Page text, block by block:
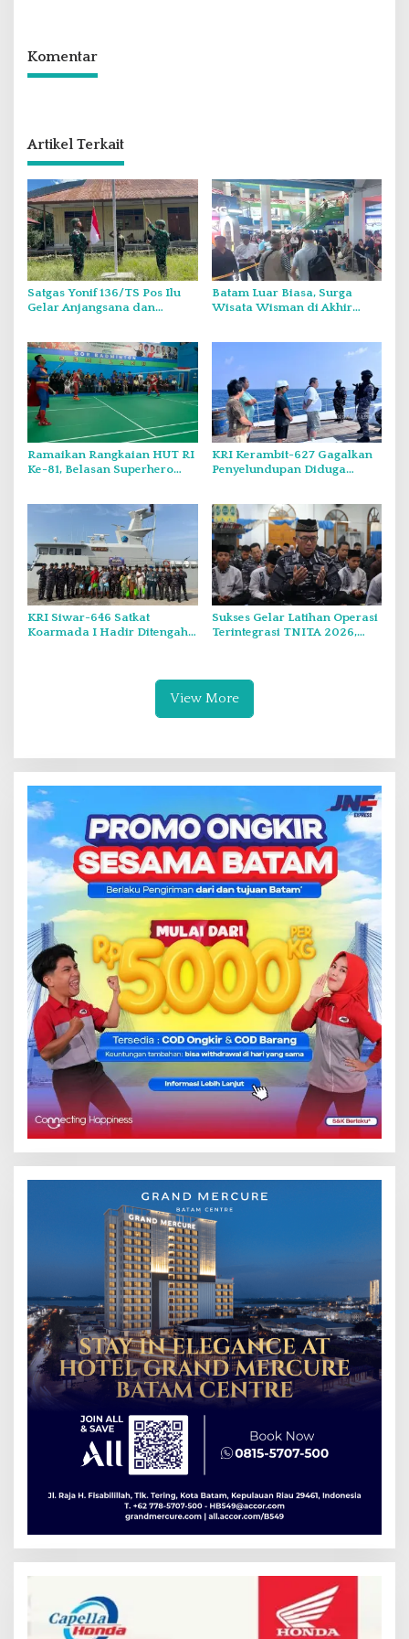
Komentar
Artikel Terkait
Satgas Yonif 136/TS Pos Ilu
Gelar Anjangsana dan
Batam Luar Biasa, Surga
Wisata Wisman di Akhir
Ramaikan Rangkaian HUT RI
Ke-81, Belasan Superhero
KRI Kerambit-627 Gagalkan
Penyelundupan Diduga
KRI Siwar-646 Satkat
Koarmada I Hadir Ditengah
Sukses Gelar Latihan Operasi
Terintegrasi TNITA 2026,
View More